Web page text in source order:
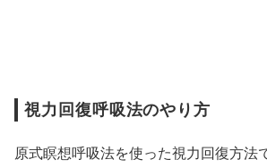
視力回復呼吸法のやり方
原式瞑想呼吸法を使った視力回復方法